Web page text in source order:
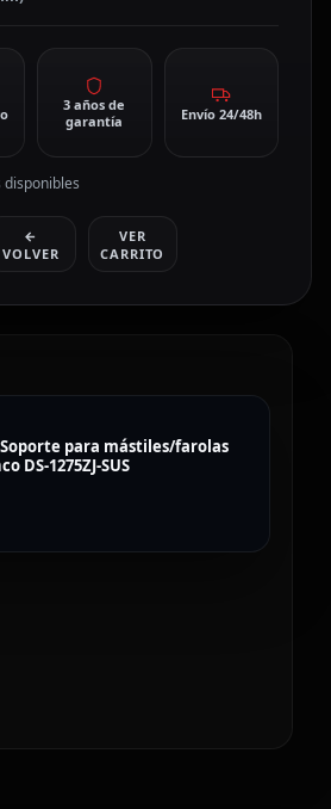
3 años de
garantía
Envío 24/48h
←
VOLVER
VER
CARRITO
para mástiles/farolas
DS-1275ZJ-SUS